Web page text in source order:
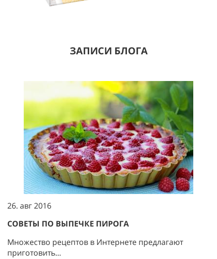
ЗАПИСИ БЛОГА
26. авг 2016
СОВЕТЫ ПО ВЫПЕЧКЕ ПИРОГА
Множество рецептов в Интернете предлагают
приготовить...